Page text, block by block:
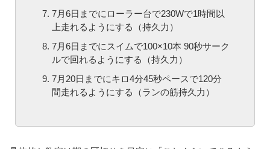
7月6日までにローラー台で230Wで1時間以
上走れるようにする（持久力）
7月6日までにスイムで100×10本 90秒サーク
ルで回れるようにする（持久力）
7月20日までにキロ4分45秒ペースで120分
間走れるようにする（ランの筋持久力）